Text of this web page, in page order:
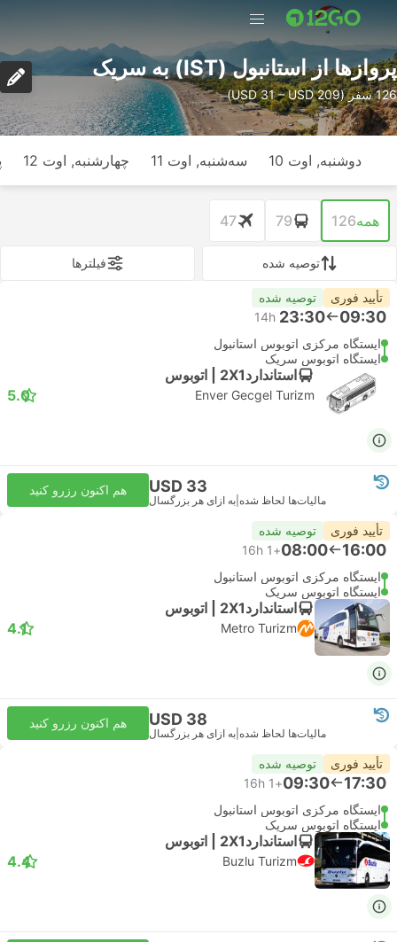
پرواز‌ها از استانبول (IST) به سریک
126 سفر (USD 31 – USD 209)
دوشنبه, اوت 10 سه‌شنبه, اوت 11 چهارشنبه, اوت 12
همه126
79
47
توصیه شده فیلتر‌ها
تأیید فوری توصیه شده
09:30
23:30
14h
ایستگاه مرکزی اتوبوس استانبول
ایستگاه اتوبوس سریک
استاندارد2X1 | اتوبوس
Enver Gecgel Turizm
5.0
USD 33
مالیات‌ها لحاظ شده به ازای هر بزرگسال
هم اکنون رزرو کنید
تأیید فوری توصیه شده
16:00
08:00
+1
16h
ایستگاه مرکزی اتوبوس استانبول
ایستگاه اتوبوس سریک
استاندارد2X1 | اتوبوس
Metro Turizm
4.1
USD 38
مالیات‌ها لحاظ شده به ازای هر بزرگسال
هم اکنون رزرو کنید
تأیید فوری توصیه شده
17:30
09:30
+1
16h
ایستگاه مرکزی اتوبوس استانبول
ایستگاه اتوبوس سریک
استاندارد2X1 | اتوبوس
Buzlu Turizm
4.4